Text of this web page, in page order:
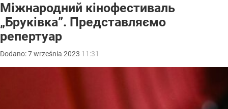
Міжнародний кінофестиваль
„Бруківка”. Представляємо
репертуар
Dodano:7września 2023 11:31